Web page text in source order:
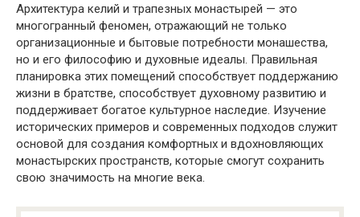
Архитектура келий и трапезных монастырей — это
многогранный феномен, отражающий не только
организационные и бытовые потребности монашества,
но и его философию и духовные идеалы. Правильная
планировка этих помещений способствует поддержанию
жизни в братстве, способствует духовному развитию и
поддерживает богатое культурное наследие. Изучение
исторических примеров и современных подходов служит
основой для создания комфортных и вдохновляющих
монастырских пространств, которые смогут сохранить
свою значимость на многие века.